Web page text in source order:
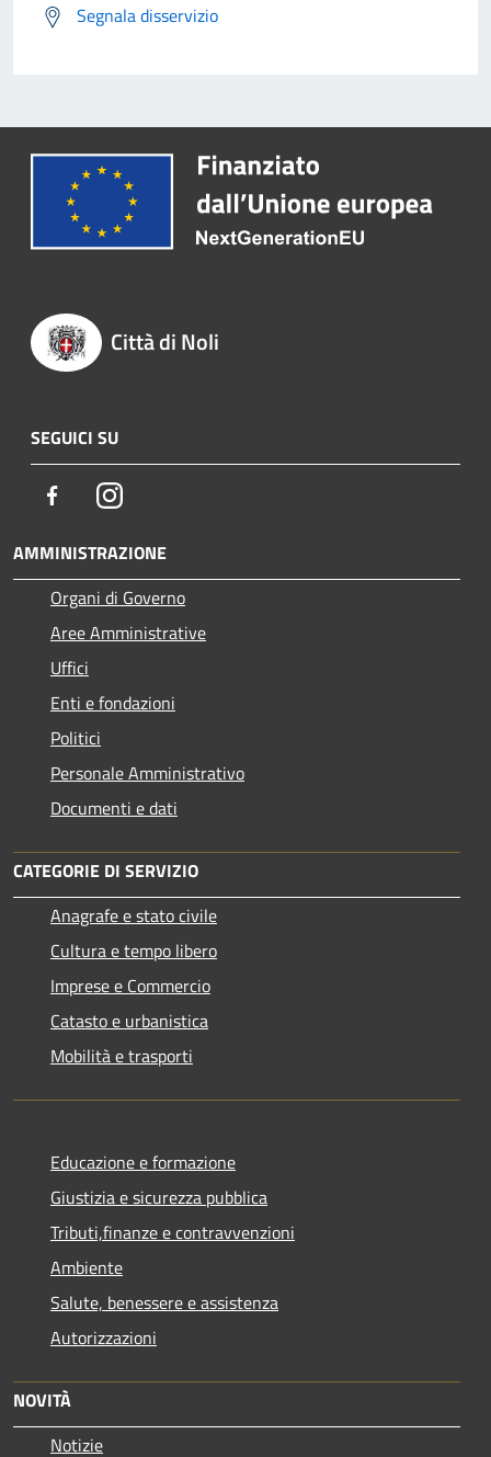
Segnala disservizio
Città di Noli
SEGUICI SU
FacebookInstagram
AMMINISTRAZIONE
Organi di Governo
Aree Amministrative
Uffici
Enti e fondazioni
Politici
Personale Amministrativo
Documenti e dati
CATEGORIE DI SERVIZIO
Anagrafe e stato civile
Cultura e tempo libero
Imprese e Commercio
Catasto e urbanistica
Mobilità e trasporti
Educazione e formazione
Giustizia e sicurezza pubblica
Tributi,finanze e contravvenzioni
Ambiente
Salute, benessere e assistenza
Autorizzazioni
NOVITÀ
Notizie